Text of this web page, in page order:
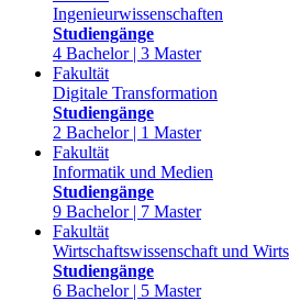
Ingenieurwissenschaften
Studiengänge
4 Bachelor | 3 Master
Fakultät
Digitale Transformation
Studiengänge
2 Bachelor | 1 Master
Fakultät
Informatik und Medien
Studiengänge
9 Bachelor | 7 Master
Fakultät
Wirtschaftswissenschaft und
Studiengänge
6 Bachelor | 5 Master